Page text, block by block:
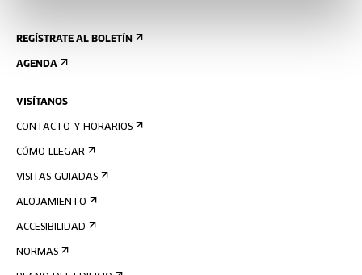
REGÍSTRATE AL BOLETÍN
AGENDA
VISÍTANOS
CONTACTO Y HORARIOS
CÓMO LLEGAR
VISITAS GUIADAS
ALOJAMIENTO
ACCESIBILIDAD
NORMAS